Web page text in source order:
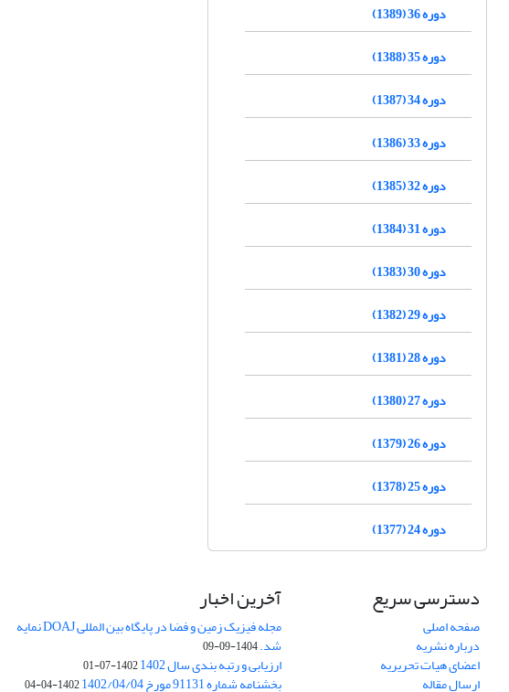
دوره 36 (1389)
دوره 35 (1388)
دوره 34 (1387)
دوره 33 (1386)
دوره 32 (1385)
دوره 31 (1384)
دوره 30 (1383)
دوره 29 (1382)
دوره 28 (1381)
دوره 27 (1380)
دوره 26 (1379)
دوره 25 (1378)
دوره 24 (1377)
دسترسی سریع
صفحه اصلی
درباره نشریه
اعضای هیات تحریریه
ارسال مقاله
آخرین اخبار
مجله فیزیک زمین و فضا در پایگاه بین المللی DOAJ نمایه
شد.1404-09-09
ارزیابی و رتبه بندی سال 1402 1402-07-01
بخشنامه شماره 91131 مورخ 1402/04/04 1402-04-04